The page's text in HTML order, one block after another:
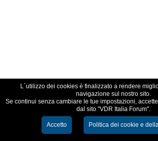
L´utilizzo dei cookies è finalizzato a rendere
navigazione sul nostro sito.
Se continui senza cambiare le tue impostazioni,
dal sito "VDR Italia Forum".
Accetto Politica dei cookie e